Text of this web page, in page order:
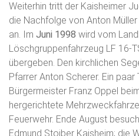
Weiterhin tritt der Kaisheimer
die Nachfolge von Anton
an. Im Juni 1998 wird vom
Löschgruppenfahrzeug LF 16-
übergeben. Den kirchlichen
Pfarrer Anton Scherer. Ein
Bürgermeister Franz Oppel
hergerichtete
Feuerwehr. Ende August
Edmund Stoiber Kaisheim; die